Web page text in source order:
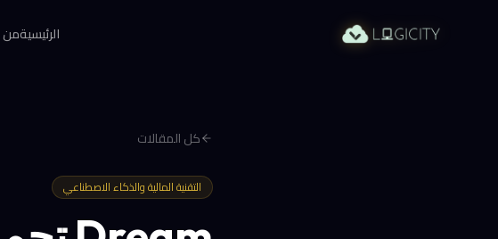
الرئيسيةمن
كل المقالات
التقنية المالية والذكاء الاصطناعي